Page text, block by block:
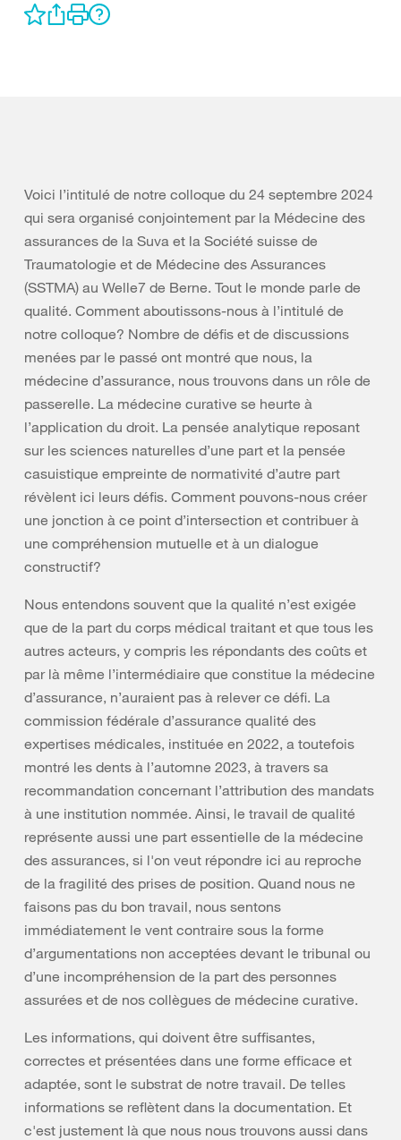
Voici l’intitulé de notre colloque du 24 septembre 2024
qui sera organisé conjointement par la Médecine des
assurances de la Suva et la Société suisse de
Traumatologie et de Médecine des Assurances
(SSTMA) au Welle7 de Berne. Tout le monde parle de
qualité. Comment aboutissons-nous à l’intitulé de
notre colloque? Nombre de défis et de discussions
menées par le passé ont montré que nous, la
médecine d’assurance, nous trouvons dans un rôle de
passerelle. La médecine curative se heurte à
l’application du droit. La pensée analytique reposant
sur les sciences naturelles d’une part et la pensée
casuistique empreinte de normativité d’autre part
révèlent ici leurs défis. Comment pouvons-nous créer
une jonction à ce point d’intersection et contribuer à
une compréhension mutuelle et à un dialogue
constructif?
Nous entendons souvent que la qualité n’est exigée
que de la part du corps médical traitant et que tous les
autres acteurs, y compris les répondants des coûts et
par là même l’intermédiaire que constitue la médecine
d’assurance, n’auraient pas à relever ce défi. La
commission fédérale d’assurance qualité des
expertises médicales, instituée en 2022, a toutefois
montré les dents à l’automne 2023, à travers sa
recommandation concernant l’attribution des mandats
à une institution nommée. Ainsi, le travail de qualité
représente aussi une part essentielle de la médecine
des assurances, si l'on veut répondre ici au reproche
de la fragilité des prises de position. Quand nous ne
faisons pas du bon travail, nous sentons
immédiatement le vent contraire sous la forme
d’argumentations non acceptées devant le tribunal ou
d’une incompréhension de la part des personnes
assurées et de nos collègues de médecine curative.
Les informations, qui doivent être suffisantes,
correctes et présentées dans une forme efficace et
adaptée, sont le substrat de notre travail. De telles
informations se reflètent dans la documentation. Et
c'est justement là que nous nous trouvons aussi dans